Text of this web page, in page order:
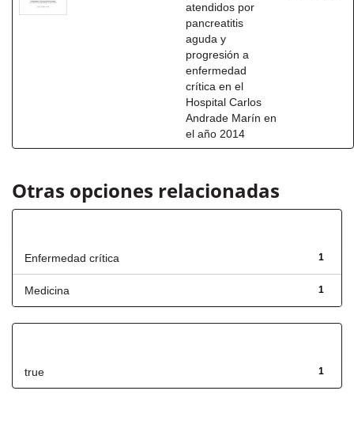
atendidos por
pancreatitis
aguda y
progresión a
enfermedad
crítica en el
Hospital Carlos
Andrade Marín en
el año 2014
Otras opciones relacionadas
1
Enfermedad crítica
1
Medicina
1
true